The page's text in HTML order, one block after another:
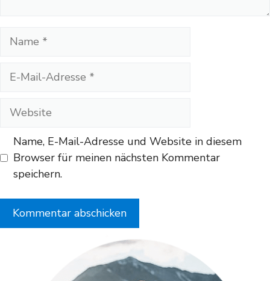
Name
Website
Name, E-Mail-Adresse und Website in diesem
Browser für meinen nächsten Kommentar
speichern.